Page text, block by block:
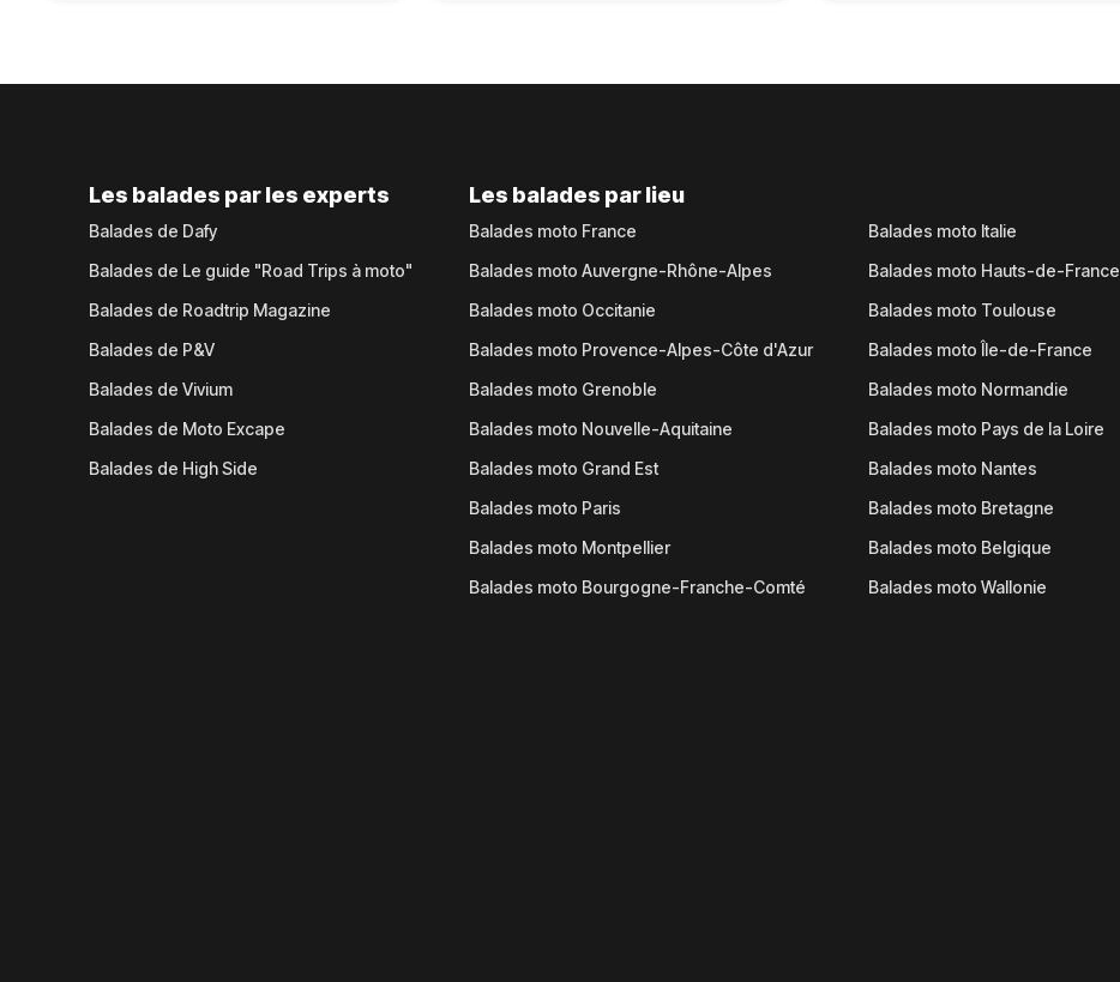
Les balades par les experts
Balades de Dafy
Balades de Le guide "Road Trips à moto"
Balades de Roadtrip Magazine
Balades de P&V
Balades de Vivium
Balades de Moto Excape
Balades de High Side
Les balades par lieu
Balades moto France
Balades moto Auvergne-Rhône-Alpes
Balades moto Occitanie
Balades moto Provence-Alpes-Côte d'Azur
Balades moto Grenoble
Balades moto Nouvelle-Aquitaine
Balades moto Grand Est
Balades moto Paris
Balades moto Montpellier
Balades moto Bourgogne-Franche-Comté
Balades moto Italie
Balades moto Hauts-de-France
Balades moto Toulouse
Balades moto Île-de-France
Balades moto Normandie
Balades moto Pays de la Loire
Balades moto Nantes
Balades moto Bretagne
Balades moto Belgique
Balades moto Wallonie